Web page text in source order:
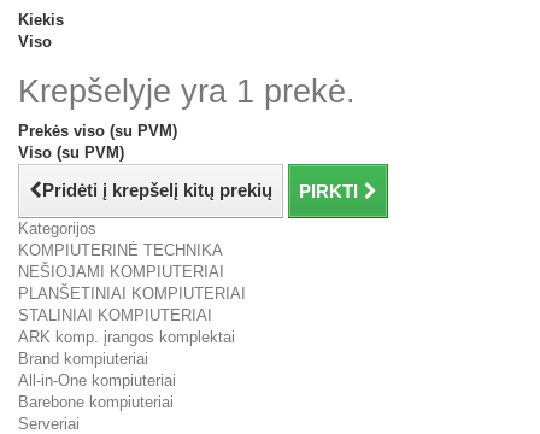
Kiekis
Viso
Krepšelyje yra 1 prekė.
Prekės viso (su PVM)
Viso (su PVM)
Pridėti į krepšelį kitų prekių PIRKTI
Kategorijos
KOMPIUTERINĖ TECHNIKA
NEŠIOJAMI KOMPIUTERIAI
PLANŠETINIAI KOMPIUTERIAI
STALINIAI KOMPIUTERIAI
ARK komp. įrangos komplektai
Brand kompiuteriai
All-in-One kompiuteriai
Barebone kompiuteriai
Serveriai